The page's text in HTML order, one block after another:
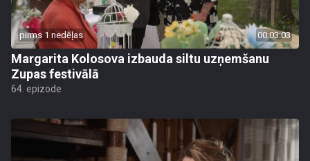
pirms 1 nedēļas 00:03:03
Margarita Kolosova izbauda siltu uzņemšanu
Zupas festivālā
64. epizode